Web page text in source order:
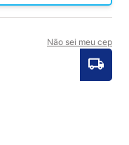
Não sei meu cep